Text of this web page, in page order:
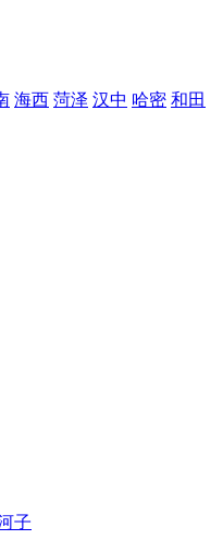
海西 菏泽 汉中 哈密 和田
子